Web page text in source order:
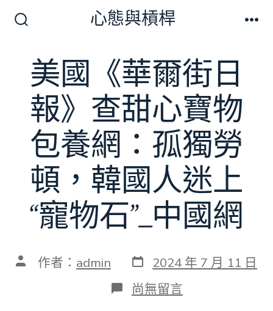
切
換
開
關
心態與槓桿
美國《華爾街日
報》查甜心寶物
包養網：孤獨勞
頓，韓國人迷上
“寵物石”_中國網
文 作者： admin 發
表
日
期
2024 年 7 月 11 日
在
〈美
尚無留言